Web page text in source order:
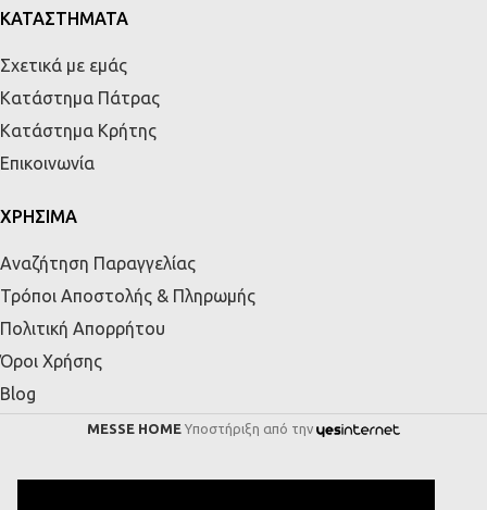
ΚΑΤΑΣΤΗΜΑΤΑ
Σχετικά με εμάς
Κατάστημα Πάτρας
Κατάστημα Κρήτης
Επικοινωνία
ΧΡΗΣΙΜΑ
Αναζήτηση Παραγγελίας
Τρόποι Αποστολής & Πληρωμής
Πολιτική Απορρήτου
Όροι Χρήσης
Blog
MESSE HOME Υποστήριξη από την